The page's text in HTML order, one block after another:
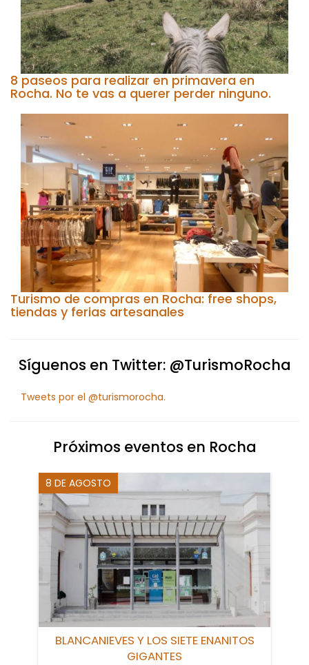
8 paseos para realizar en primavera en
Rocha. No te vas a querer perder ninguno.
Turismo de compras en Rocha: free shops,
tiendas y ferias artesanales
Síguenos en Twitter: @TurismoRocha
Tweets por el @turismorocha.
Próximos eventos en Rocha
8 DE AGOSTO
BLANCANIEVES Y LOS SIETE ENANITOS
GIGANTES